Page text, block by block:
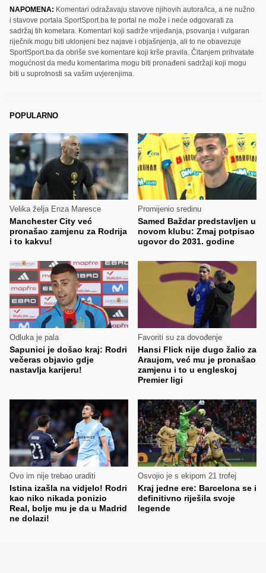
NAPOMENA: Komentari odražavaju stavove njihovih autora/ica, a ne nužno
i stavove portala SportSport.ba te portal ne može i neće odgovarati za
sadržaj tih kometara. Komentari koji sadrže vrijeđanja, psovanja i vulgaran
riječnik mogu biti uklonjeni bez najave i objašnjenja, ali to ne obavezuje
SportSport.ba da obriše sve komentare koji krše pravila. Čitanjem prihvatate
mogućnost da među komentarima mogu biti pronađeni sadržaji koji mogu
biti u suprotnosti sa vašim uvjerenjima.
POPULARNO
Velika želja Enza Maresce
Manchester City već
pronašao zamjenu za Rodrija
i to kakvu!
Promijenio sredinu
Samed Baždar predstavljen u
novom klubu: Zmaj potpisao
ugovor do 2031. godine
Odluka je pala
Sapunici je došao kraj: Rodri
večeras objavio gdje
nastavlja karijeru!
Favoriti su za dovođenje
Hansi Flick nije dugo žalio za
Araujom, već mu je pronašao
zamjenu i to u engleskoj
Premier ligi
Ovo im nije trebao uraditi
Istina izašla na vidjelo! Rodri
kao niko nikada ponizio
Real, bolje mu je da u Madrid
ne dolazi!
Osvojio je s ekipom 21 trofej
Kraj jedne ere: Barcelona se i
definitivno riješila svoje
legende